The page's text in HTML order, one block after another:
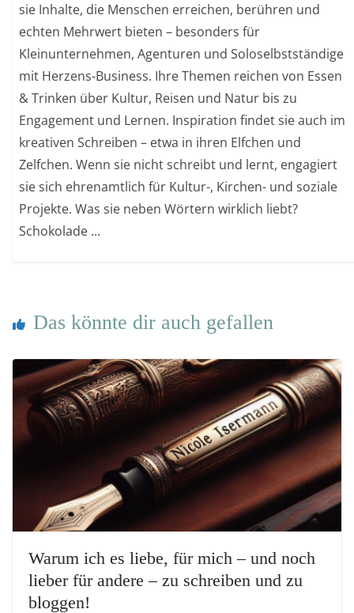
sie Inhalte, die Menschen erreichen, berühren und
echten Mehrwert bieten – besonders für
Kleinunternehmen, Agenturen und Soloselbstständige
mit Herzens-Business. Ihre Themen reichen von Essen
& Trinken über Kultur, Reisen und Natur bis zu
Engagement und Lernen. Inspiration findet sie auch im
kreativen Schreiben – etwa in ihren Elfchen und
Zelfchen. Wenn sie nicht schreibt und lernt, engagiert
sie sich ehrenamtlich für Kultur-, Kirchen- und soziale
Projekte. Was sie neben Wörtern wirklich liebt?
Schokolade ...
Das könnte dir auch gefallen
Warum ich es liebe, für mich – und noch
lieber für andere – zu schreiben und zu
bloggen!